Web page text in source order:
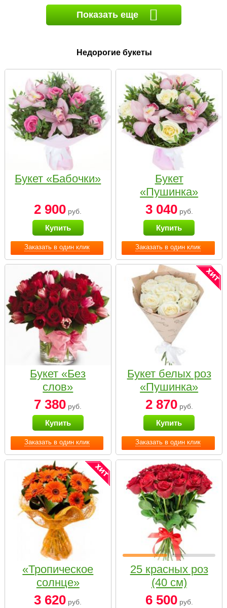
Показать еще
Недорогие букеты
Заказать в один клик
Букет «Бабочки»
2 900 руб.
Купить
Заказать в один клик
Букет
«Пушинка»
3 040руб.
Купить
Заказать в один клик
Букет «Без
слов»
7 380 руб.
Купить
Заказать в один клик
Букет белых роз
«Пушинка»
2 870руб.
Купить
«Тропическое
солнце»
3 620 руб.
25 красных роз
(40 см)
6 500руб.